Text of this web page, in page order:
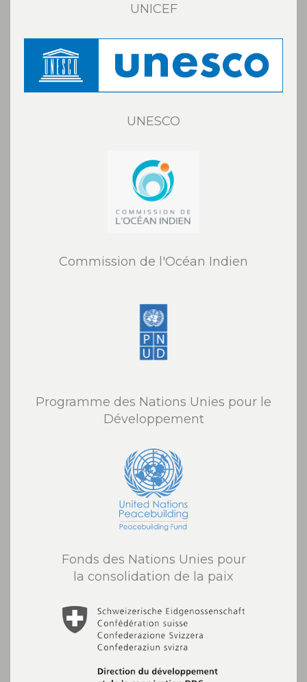
UNICEF
UNESCO
Commission de l'Océan Indien
Programme des Nations Unies pour le
Développement
Fonds des Nations Unies pour
la consolidation de la paix